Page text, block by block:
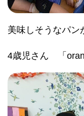
美味しそうなパン
4歳児さん 「